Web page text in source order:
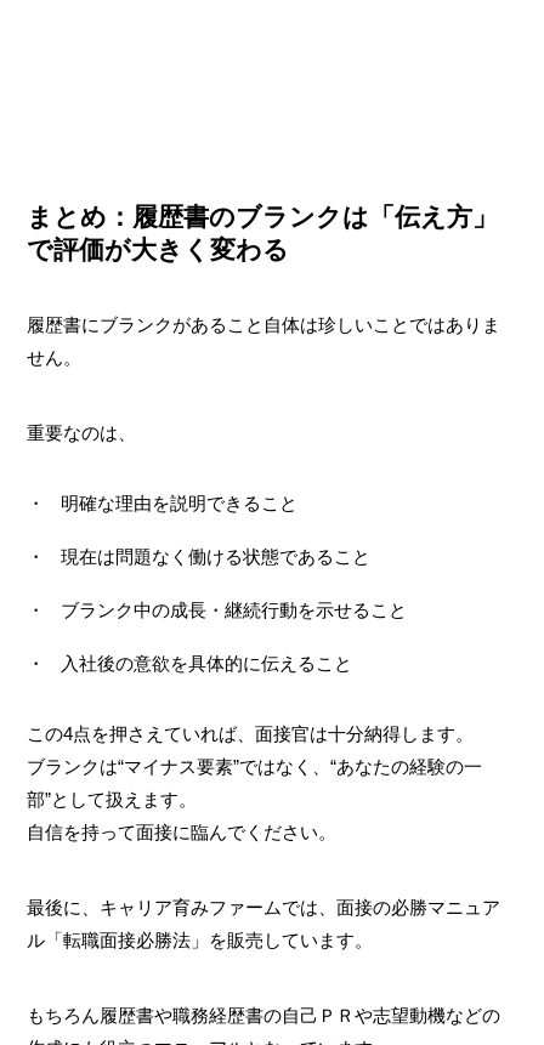
まとめ：履歴書のブランクは「伝え方」
で評価が大きく変わる
履歴書にブランクがあること自体は珍しいことではありま
せん。
重要なのは、
明確な理由を説明できること
現在は問題なく働ける状態であること
ブランク中の成長・継続行動を示せること
入社後の意欲を具体的に伝えること
この4点を押さえていれば、面接官は十分納得します。
ブランクは“マイナス要素”ではなく、“あなたの経験の一
部”として扱えます。
自信を持って面接に臨んでください。
最後に、キャリア育みファームでは、面接の必勝マニュア
ル「転職面接必勝法」を販売しています。
もちろん履歴書や職務経歴書の自己ＰＲや志望動機などの